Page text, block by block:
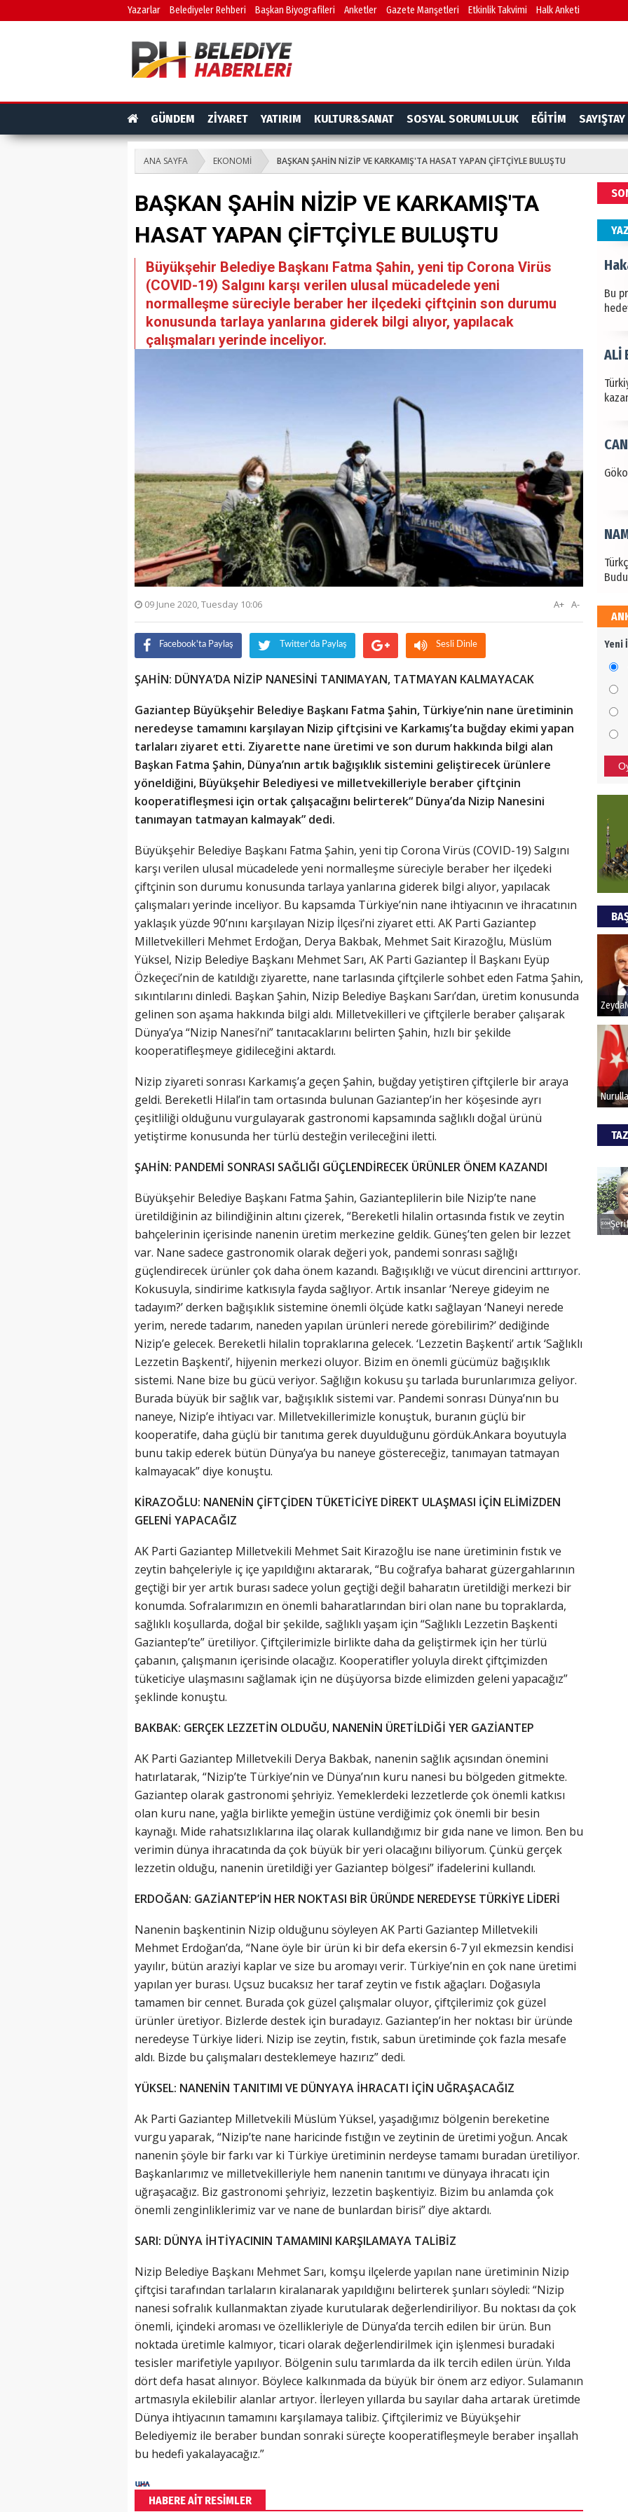
Yazarlar Belediyeler Rehberi Başkan Biyografileri Anketler Gazete Manşetleri Etkinlik Takvimi Halk Anketi
GÜNDEM ZİYARET YATIRIM KULTUR&SANAT SOSYAL SORUMLULUK EĞİTİM SAYIŞTAY
ANA SAYFA EKONOMİ BAŞKAN ŞAHİN NİZİP VE KARKAMIŞ'TA HASAT YAPAN ÇİFTÇİYLE BULUŞTU
BAŞKAN ŞAHİN NİZİP VE KARKAMIŞ'TA
HASAT YAPAN ÇİFTÇİYLE BULUŞTU
Büyükşehir Belediye Başkanı Fatma Şahin, yeni tip Corona Virüs
(COVID-19) Salgını karşı verilen ulusal mücadelede yeni
normalleşme süreciyle beraber her ilçedeki çiftçinin son durumu
konusunda tarlaya yanlarına giderek bilgi alıyor, yapılacak
çalışmaları yerinde inceliyor.
09 June 2020, Tuesday 10:06 A-
A+
Facebook'ta Paylaş Twitter'da Paylaş Sesli Dinle
ŞAHİN: DÜNYA’DA NİZİP NANESİNİ TANIMAYAN, TATMAYAN KALMAYACAK
Gaziantep Büyükşehir Belediye Başkanı Fatma Şahin, Türkiye’nin nane üretiminin
neredeyse tamamını karşılayan Nizip çiftçisini ve Karkamış’ta buğday ekimi yapan
tarlaları ziyaret etti. Ziyarette nane üretimi ve son durum hakkında bilgi alan
Başkan Fatma Şahin, Dünya’nın artık bağışıklık sistemini geliştirecek ürünlere
yöneldiğini, Büyükşehir Belediyesi ve milletvekilleriyle beraber çiftçinin
kooperatifleşmesi için ortak çalışacağını belirterek“ Dünya’da Nizip Nanesini
tanımayan tatmayan kalmayak” dedi.
Büyükşehir Belediye Başkanı Fatma Şahin, yeni tip Corona Virüs (COVID-19) Salgını
karşı verilen ulusal mücadelede yeni normalleşme süreciyle beraber her ilçedeki
çiftçinin son durumu konusunda tarlaya yanlarına giderek bilgi alıyor, yapılacak
çalışmaları yerinde inceliyor. Bu kapsamda Türkiye’nin nane ihtiyacının ve ihracatının
yaklaşık yüzde 90’nını karşılayan Nizip İlçesi’ni ziyaret etti. AK Parti Gaziantep
Milletvekilleri Mehmet Erdoğan, Derya Bakbak, Mehmet Sait Kirazoğlu, Müslüm
Yüksel, Nizip Belediye Başkanı Mehmet Sarı, AK Parti Gaziantep İl Başkanı Eyüp
Özkeçeci’nin de katıldığı ziyarette, nane tarlasında çiftçilerle sohbet eden Fatma Şahin,
sıkıntılarını dinledi. Başkan Şahin, Nizip Belediye Başkanı Sarı’dan, üretim konusunda
gelinen son aşama hakkında bilgi aldı. Milletvekilleri ve çiftçilerle beraber çalışarak
Dünya’ya “Nizip Nanesi’ni” tanıtacaklarını belirten Şahin, hızlı bir şekilde
kooperatifleşmeye gidileceğini aktardı.
Nizip ziyareti sonrası Karkamış’a geçen Şahin, buğday yetiştiren çiftçilerle bir araya
geldi. Bereketli Hilal’in tam ortasında bulunan Gaziantep’in her köşesinde ayrı
çeşitliliği olduğunu vurgulayarak gastronomi kapsamında sağlıklı doğal ürünü
yetiştirme konusunda her türlü desteğin verileceğini iletti.
ŞAHİN: PANDEMİ SONRASI SAĞLIĞI GÜÇLENDİRECEK ÜRÜNLER ÖNEM KAZANDI
Büyükşehir Belediye Başkanı Fatma Şahin, Gazianteplilerin bile Nizip’te nane
üretildiğinin az bilindiğinin altını çizerek, “Bereketli hilalin ortasında fıstık ve zeytin
bahçelerinin içerisinde nanenin üretim merkezine geldik. Güneş’ten gelen bir lezzet
var. Nane sadece gastronomik olarak değeri yok, pandemi sonrası sağlığı
güçlendirecek ürünler çok daha önem kazandı. Bağışıklığı ve vücut direncini arttırıyor.
Kokusuyla, sindirime katkısıyla fayda sağlıyor. Artık insanlar ‘Nereye gideyim ne
tadayım?’ derken bağışıklık sistemine önemli ölçüde katkı sağlayan ‘Naneyi nerede
yerim, nerede tadarım, naneden yapılan ürünleri nerede görebilirim?’ dediğinde
Nizip’e gelecek. Bereketli hilalin topraklarına gelecek. ‘Lezzetin Başkenti’ artık ‘Sağlıklı
Lezzetin Başkenti’, hijyenin merkezi oluyor. Bizim en önemli gücümüz bağışıklık
sistemi. Nane bize bu gücü veriyor. Sağlığın kokusu şu tarlada burunlarımıza geliyor.
Burada büyük bir sağlık var, bağışıklık sistemi var. Pandemi sonrası Dünya’nın bu
naneye, Nizip’e ihtiyacı var. Milletvekillerimizle konuştuk, buranın güçlü bir
kooperatife, daha güçlü bir tanıtıma gerek duyulduğunu gördük.Ankara boyutuyla
bunu takip ederek bütün Dünya’ya bu naneye göstereceğiz, tanımayan tatmayan
kalmayacak” diye konuştu.
KİRAZOĞLU: NANENİN ÇİFTÇİDEN TÜKETİCİYE DİREKT ULAŞMASI İÇİN ELİMİZDEN
GELENİ YAPACAĞIZ
AK Parti Gaziantep Milletvekili Mehmet Sait Kirazoğlu ise nane üretiminin fıstık ve
zeytin bahçeleriyle iç içe yapıldığını aktararak, “Bu coğrafya baharat güzergahlarının
geçtiği bir yer artık burası sadece yolun geçtiği değil baharatın üretildiği merkezi bir
konumda. Sofralarımızın en önemli baharatlarından biri olan nane bu topraklarda,
sağlıklı koşullarda, doğal bir şekilde, sağlıklı yaşam için “Sağlıklı Lezzetin Başkenti
Gaziantep’te” üretiliyor. Çiftçilerimizle birlikte daha da geliştirmek için her türlü
çabanın, çalışmanın içerisinde olacağız. Kooperatifler yoluyla direkt çiftçimizden
tüketiciye ulaşmasını sağlamak için ne düşüyorsa bizde elimizden geleni yapacağız”
şeklinde konuştu.
BAKBAK: GERÇEK LEZZETİN OLDUĞU, NANENİN ÜRETİLDİĞİ YER GAZİANTEP
AK Parti Gaziantep Milletvekili Derya Bakbak, nanenin sağlık açısından önemini
hatırlatarak, “Nizip’te Türkiye’nin ve Dünya’nın kuru nanesi bu bölgeden gitmekte.
Gaziantep olarak gastronomi şehriyiz. Yemeklerdeki lezzetlerde çok önemli katkısı
olan kuru nane, yağla birlikte yemeğin üstüne verdiğimiz çok önemli bir besin
kaynağı. Mide rahatsızlıklarına ilaç olarak kullandığımız bir gıda nane ve limon. Ben bu
verimin dünya ihracatında da çok büyük bir yeri olacağını biliyorum. Çünkü gerçek
lezzetin olduğu, nanenin üretildiği yer Gaziantep bölgesi” ifadelerini kullandı.
ERDOĞAN: GAZİANTEP’İN HER NOKTASI BİR ÜRÜNDE NEREDEYSE TÜRKİYE LİDERİ
Nanenin başkentinin Nizip olduğunu söyleyen AK Parti Gaziantep Milletvekili
Mehmet Erdoğan’da, “Nane öyle bir ürün ki bir defa ekersin 6-7 yıl ekmezsin kendisi
yayılır, bütün araziyi kaplar ve size bu aromayı verir. Türkiye’nin en çok nane üretimi
yapılan yer burası. Uçsuz bucaksız her taraf zeytin ve fıstık ağaçları. Doğasıyla
tamamen bir cennet. Burada çok güzel çalışmalar oluyor, çiftçilerimiz çok güzel
ürünler üretiyor. Bizlerde destek için buradayız. Gaziantep’in her noktası bir üründe
neredeyse Türkiye lideri. Nizip ise zeytin, fıstık, sabun üretiminde çok fazla mesafe
aldı. Bizde bu çalışmaları desteklemeye hazırız” dedi.
YÜKSEL: NANENİN TANITIMI VE DÜNYAYA İHRACATI İÇİN UĞRAŞACAĞIZ
Ak Parti Gaziantep Milletvekili Müslüm Yüksel, yaşadığımız bölgenin bereketine
vurgu yaparak, “Nizip’te nane haricinde fıstığın ve zeytinin de üretimi yoğun. Ancak
nanenin şöyle bir farkı var ki Türkiye üretiminin nerdeyse tamamı buradan üretiliyor.
Başkanlarımız ve milletvekilleriyle hem nanenin tanıtımı ve dünyaya ihracatı için
uğraşacağız. Biz gastronomi şehriyiz, lezzetin başkentiyiz. Bizim bu anlamda çok
önemli zenginliklerimiz var ve nane de bunlardan birisi” diye aktardı.
SARI: DÜNYA İHTİYACININ TAMAMINI KARŞILAMAYA TALİBİZ
Nizip Belediye Başkanı Mehmet Sarı, komşu ilçelerde yapılan nane üretiminin Nizip
çiftçisi tarafından tarlaların kiralanarak yapıldığını belirterek şunları söyledi: “Nizip
nanesi sofralık kullanmaktan ziyade kurutularak değerlendiriliyor. Bu noktası da çok
önemli, içindeki aroması ve özellikleriyle de Dünya’da tercih edilen bir ürün. Bun
noktada üretimle kalmıyor, ticari olarak değerlendirilmek için işlenmesi buradaki
tesisler marifetiyle yapılıyor. Bölgenin sulu tarımlarda da ilk tercih edilen ürün. Yılda
dört defa hasat alınıyor. Böylece kalkınmada da büyük bir önem arz ediyor. Sulamanın
artmasıyla ekilebilir alanlar artıyor. İlerleyen yıllarda bu sayılar daha artarak üretimde
Dünya ihtiyacının tamamını karşılamaya talibiz. Çiftçilerimiz ve Büyükşehir
Belediyemiz ile beraber bundan sonraki süreçte kooperatifleşmeyle beraber inşallah
bu hedefi yakalayacağız.”
HABERE AİT RESİMLER
Bu
ALİ
Bu
Yeni